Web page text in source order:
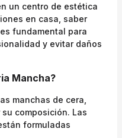
un centro de estética
en casa, saber
fundamental para
y evitar daños
Mancha?
manchas de cera,
composición. Las
formuladas